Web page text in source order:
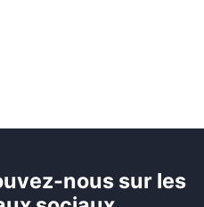
nous sur les